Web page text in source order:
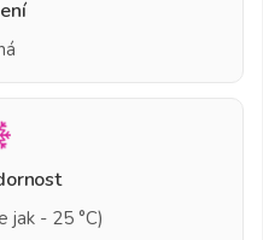
jak - 25 °C)